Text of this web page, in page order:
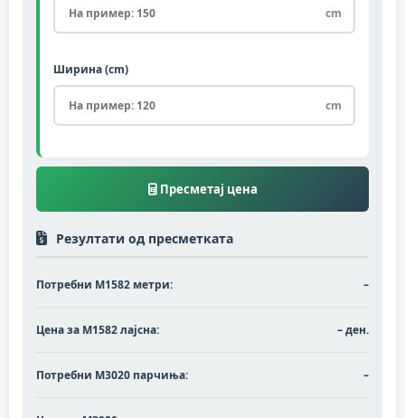
cm
Ширина (cm)
cm
Пресметај цена
Резултати од пресметката
Потребни М1582 метри: –
Цена за М1582 лајсна: – ден.
Потребни M3020 парчиња: –